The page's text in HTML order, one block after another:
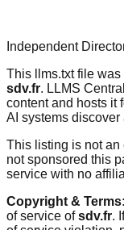
Independent
This llms.txt file was
sdv.fr. LLMS
content and hosts it
AI systems
This listing is not an
not sponsored this
service with no
Copyright & Terms:
of service ofsdv.fr.